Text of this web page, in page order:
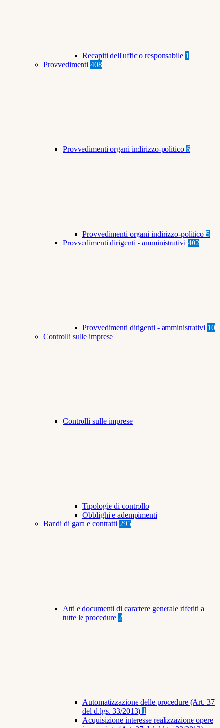
Recapiti dell'ufficio responsabile 1
Provvedimenti 408
Provvedimenti organi indirizzo-politico 6
Provvedimenti organi indirizzo-politico 5
Provvedimenti dirigenti - amministrativi 402
Provvedimenti dirigenti - amministrativi 10
Controlli sulle imprese
Controlli sulle imprese
Tipologie di controllo
Obblighi e adempimenti
Bandi di gara e contratti 295
Atti e documenti di carattere generale riferiti a
tutte le procedure 2
Automatizzazione delle procedure (Art. 37
del d.lgs. 33/2013) 1
Acquisizione interesse realizzazione opere